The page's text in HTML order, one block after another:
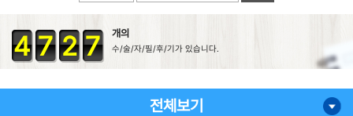
4 7 2 7 개의
수/술/자/필/후/기가 있습니다.
전체보기